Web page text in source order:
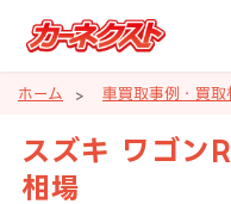
ホーム 車買取事例・買取
スズキ ワゴン
相場